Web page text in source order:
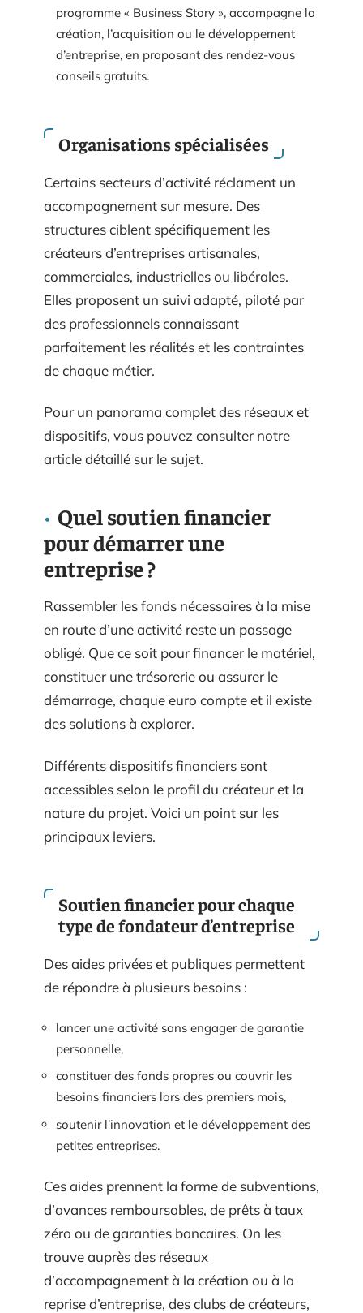
programme « Business Story », accompagne la
création, l’acquisition ou le développement
d’entreprise, en proposant des rendez-vous
conseils gratuits.
Organisations spécialisées
Certains secteurs d’activité réclament un
accompagnement sur mesure. Des
structures ciblent spécifiquement les
créateurs d’entreprises artisanales,
commerciales, industrielles ou libérales.
Elles proposent un suivi adapté, piloté par
des professionnels connaissant
parfaitement les réalités et les contraintes
de chaque métier.
Pour un panorama complet des réseaux et
dispositifs, vous pouvez consulter notre
article détaillé sur le sujet.
Quel soutien financier
pour démarrer une
entreprise ?
Rassembler les fonds nécessaires à la mise
en route d’une activité reste un passage
obligé. Que ce soit pour financer le matériel,
constituer une trésorerie ou assurer le
démarrage, chaque euro compte et il existe
des solutions à explorer.
Différents dispositifs financiers sont
accessibles selon le profil du créateur et la
nature du projet. Voici un point sur les
principaux leviers.
Soutien financier pour chaque
type de fondateur d’entreprise
Des aides privées et publiques permettent
de répondre à plusieurs besoins :
lancer une activité sans engager de garantie
personnelle,
constituer des fonds propres ou couvrir les
besoins financiers lors des premiers mois,
soutenir l’innovation et le développement des
petites entreprises.
Ces aides prennent la forme de subventions,
d’avances remboursables, de prêts à taux
zéro ou de garanties bancaires. On les
trouve auprès des réseaux
d’accompagnement à la création ou à la
reprise d’entreprise, des clubs de créateurs,